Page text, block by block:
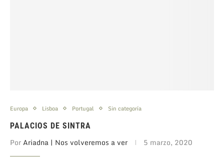
Europa Lisboa Portugal Sin categoría
PALACIOS DE SINTRA
PorAriadna | Nos volveremos a ver 5 marzo, 2020